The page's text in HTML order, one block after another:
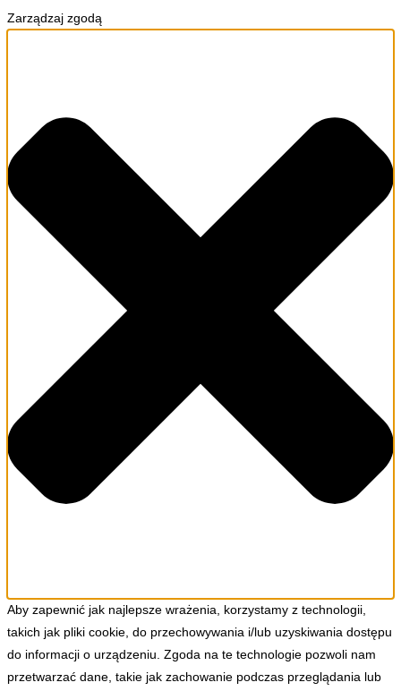
Zarządzaj zgodą
Aby zapewnić jak najlepsze wrażenia, korzystamy z technologii,
takich jak pliki cookie, do przechowywania i/lub uzyskiwania dostępu
do informacji o urządzeniu. Zgoda na te technologie pozwoli nam
przetwarzać dane, takie jak zachowanie podczas przeglądania lub